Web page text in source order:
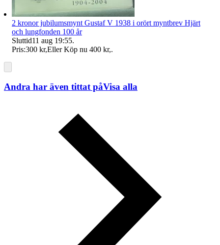
2 kronor jubilumsmynt Gustaf V 1938 i orört myntbrev Hjärt
och lungfonden 100 år
Sluttid11 aug 19:55.
Pris:300 kr,Eller Köp nu 400 kr,.
Andra har även tittat påVisa alla